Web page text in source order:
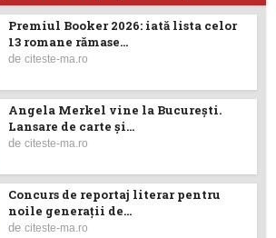
Premiul Booker 2026: iată lista celor
13 romane rămase...
deciteste-ma.ro
Angela Merkel vine la București.
Lansare de carte şi...
deciteste-ma.ro
Concurs de reportaj literar pentru
noile generații de...
deciteste-ma.ro